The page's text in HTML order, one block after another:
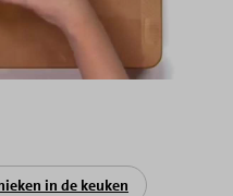
in de keuken